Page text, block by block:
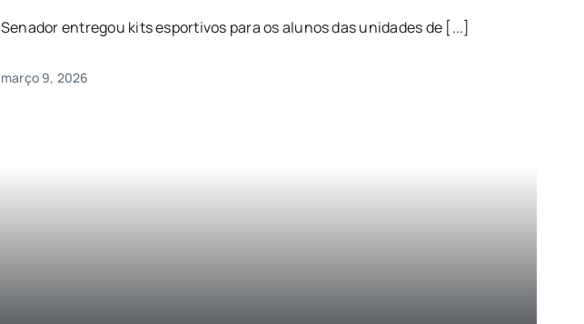
Senador entregou kits esportivos para os alunos das unidades de [...]
março 9, 2026